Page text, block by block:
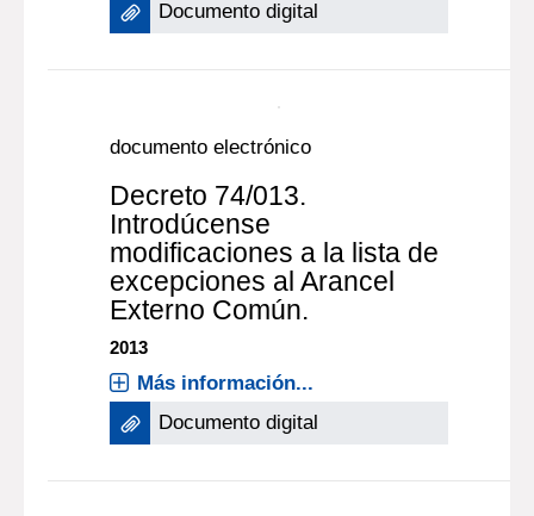
Documento digital
documento electrónico
Decreto 74/013.
Introdúcense
modificaciones a la lista de
excepciones al Arancel
Externo Común.
2013
Más información...
Documento digital